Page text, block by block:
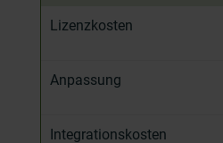
Lizenzkosten
Anpassung
Integrationskosten